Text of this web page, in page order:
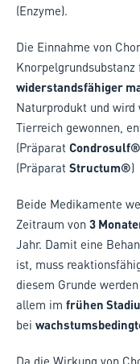
(Enzyme).
Die Einnahme von
Knorpelgrundsubstanz
widerstandsfähiger
Naturprodukt und wird
Tierreich gewonnen,
(Präparat Condrosulf®
(Präparat Structum®)
Beide Medikamente
Zeitraum von 3
Jahr. Damit eine
ist, muss
diesem Grunde
allem im frühen
bei
Da die Wirkung von